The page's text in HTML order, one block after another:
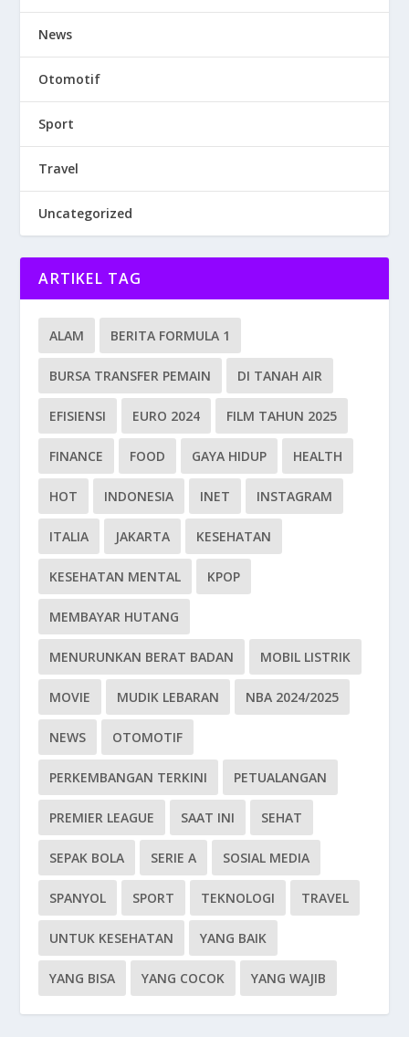
News
Otomotif
Sport
Travel
Uncategorized
ARTIKEL TAG
ALAM BERITA FORMULA 1
BURSA TRANSFER PEMAIN DI TANAH AIR
EFISIENSI EURO 2024 FILM TAHUN 2025
FINANCE FOOD GAYA HIDUP HEALTH
HOT INDONESIA INET INSTAGRAM
ITALIA JAKARTA KESEHATAN
KESEHATAN MENTAL KPOP
MEMBAYAR HUTANG
MENURUNKAN BERAT BADAN MOBIL LISTRIK
MOVIE MUDIK LEBARAN NBA 2024/2025
NEWS OTOMOTIF
PERKEMBANGAN TERKINI PETUALANGAN
PREMIER LEAGUE SAAT INI SEHAT
SEPAK BOLA SERIE A SOSIAL MEDIA
SPANYOL SPORT TEKNOLOGI TRAVEL
UNTUK KESEHATAN YANG BAIK
YANG BISA YANG COCOK YANG WAJIB